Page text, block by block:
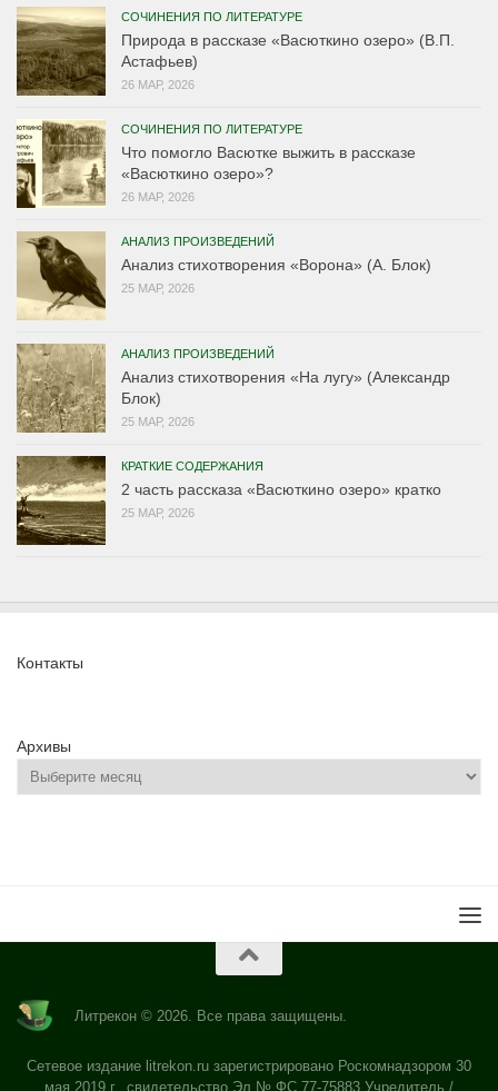
СОЧИНЕНИЯ ПО ЛИТЕРАТУРЕ
Природа в рассказе «Васюткино озеро» (В.П.
Астафьев)
26 МАР, 2026
СОЧИНЕНИЯ ПО ЛИТЕРАТУРЕ
Что помогло Васютке выжить в рассказе
«Васюткино озеро»?
26 МАР, 2026
АНАЛИЗ ПРОИЗВЕДЕНИЙ
Анализ стихотворения «Ворона» (А. Блок)
25 МАР, 2026
АНАЛИЗ ПРОИЗВЕДЕНИЙ
Анализ стихотворения «На лугу» (Александр
Блок)
25 МАР, 2026
КРАТКИЕ СОДЕРЖАНИЯ
2 часть рассказа «Васюткино озеро» кратко
25 МАР, 2026
Контакты
Архивы
Литрекон © 2026. Все права защищены.
Сетевое издание litrekon.ru зарегистрировано Роскомнадзором 30
мая 2019 г., свидетельство Эл № ФС 77-75883 Учредитель /